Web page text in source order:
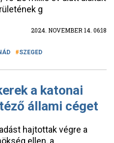
g
2024. NOVEMBER 14. 06:18
SZEGED
a katonai
állami céget
hajtottak végre a
ellen, a